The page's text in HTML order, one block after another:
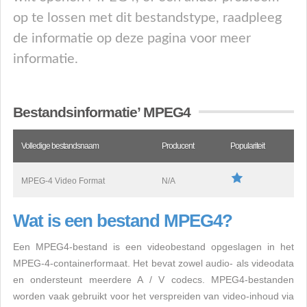
op te lossen met dit bestandstype, raadpleeg
de informatie op deze pagina voor meer
informatie.
Bestandsinformatie’ MPEG4
Volledige bestandsnaam Producent Populariteit
MPEG-4 Video Format N/A
Wat is een bestand MPEG4?
Een MPEG4-bestand is een videobestand opgeslagen in het
MPEG-4-containerformaat. Het bevat zowel audio- als videodata
en ondersteunt meerdere A / V codecs. MPEG4-bestanden
worden vaak gebruikt voor het verspreiden van video-inhoud via